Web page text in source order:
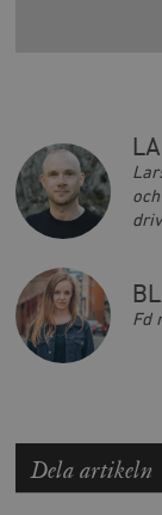
Fd
Dela artikeln